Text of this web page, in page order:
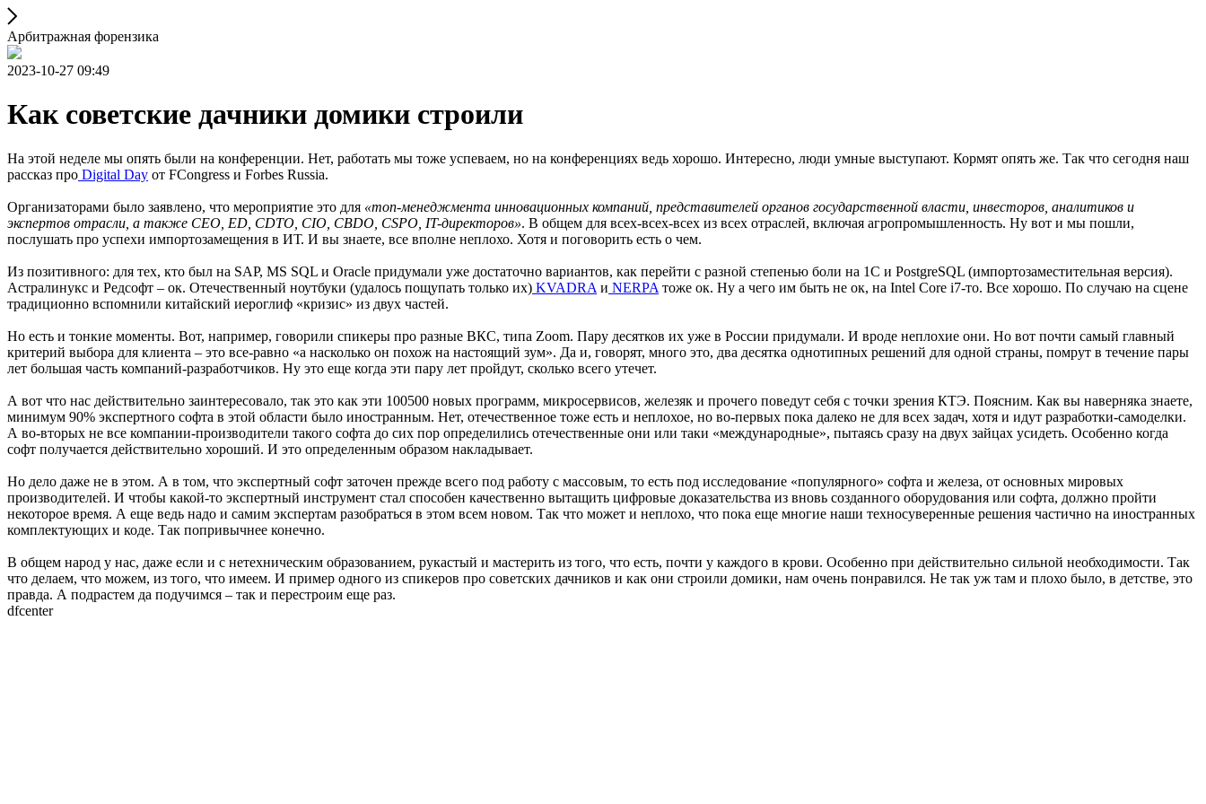
Арбитражная форензика
2023-10-27 09:49
Как советские дачники домики строили
На этой неделе мы опять были на конференции. Нет, работать мы тоже успеваем, но на конференциях ведь хорошо. Интересно, люди умные выступают. Кормят опять же. Так что сегодня наш
рассказ про Digital Day от FCongress и Forbes Russia.
Организаторами было заявлено, что мероприятие это для «топ-менеджмента инновационных компаний, представителей органов государственной власти, инвесторов, аналитиков и
экспертов отрасли, а также CEO, ED, CDTO, CIO, CBDO, CSPO, IT-директоров». В общем для всех-всех-всех из всех отраслей, включая агропромышленность. Ну вот и мы пошли,
послушать про успехи импортозамещения в ИТ. И вы знаете, все вполне неплохо. Хотя и поговорить есть о чем.
Из позитивного: для тех, кто был на SAP, MS SQL и Oracle придумали уже достаточно вариантов, как перейти с разной степенью боли на 1С и PostgreSQL (импортозаместительная версия).
Астралинукс и Редсофт – ок. Отечественный ноутбуки (удалось пощупать только их) KVADRA и NERPA тоже ок. Ну а чего им быть не ок, на Intel Core i7-то. Все хорошо. По случаю на сцене
традиционно вспомнили китайский иероглиф «кризис» из двух частей.
Но есть и тонкие моменты. Вот, например, говорили спикеры про разные ВКС, типа Zoom. Пару десятков их уже в России придумали. И вроде неплохие они. Но вот почти самый главный
критерий выбора для клиента – это все-равно «а насколько он похож на настоящий зум». Да и, говорят, много это, два десятка однотипных решений для одной страны, помрут в течение пары
лет большая часть компаний-разработчиков. Ну это еще когда эти пару лет пройдут, сколько всего утечет.
А вот что нас действительно заинтересовало, так это как эти 100500 новых программ, микросервисов, железяк и прочего поведут себя с точки зрения КТЭ. Поясним. Как вы наверняка знаете,
минимум 90% экспертного софта в этой области было иностранным. Нет, отечественное тоже есть и неплохое, но во-первых пока далеко не для всех задач, хотя и идут разработки-самоделки.
А во-вторых не все компании-производители такого софта до сих пор определились отечественные они или таки «международные», пытаясь сразу на двух зайцах усидеть. Особенно когда
софт получается действительно хороший. И это определенным образом накладывает.
Но дело даже не в этом. А в том, что экспертный софт заточен прежде всего под работу с массовым, то есть под исследование «популярного» софта и железа, от основных мировых
производителей. И чтобы какой-то экспертный инструмент стал способен качественно вытащить цифровые доказательства из вновь созданного оборудования или софта, должно пройти
некоторое время. А еще ведь надо и самим экспертам разобраться в этом всем новом. Так что может и неплохо, что пока еще многие наши техносуверенные решения частично на иностранных
комплектующих и коде. Так попривычнее конечно.
В общем народ у нас, даже если и с нетехническим образованием, рукастый и мастерить из того, что есть, почти у каждого в крови. Особенно при действительно сильной необходимости. Так
что делаем, что можем, из того, что имеем. И пример одного из спикеров про советских дачников и как они строили домики, нам очень понравился. Не так уж там и плохо было, в детстве, это
правда. А подрастем да подучимся – так и перестроим еще раз.
dfcenter